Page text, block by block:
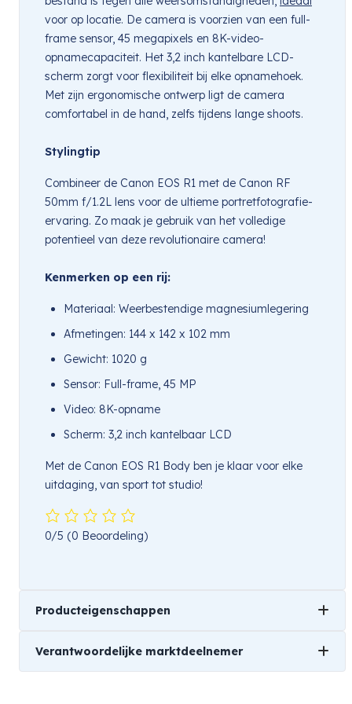
voor op locatie. De camera is voorzien van een full-
frame sensor, 45 megapixels en 8K-video-
opnamecapaciteit. Het 3,2 inch kantelbare LCD-
scherm zorgt voor flexibiliteit bij elke opnamehoek.
Met zijn ergonomische ontwerp ligt de camera
comfortabel in de hand, zelfs tijdens lange shoots.
Stylingtip
Combineer de Canon EOS R1 met de Canon RF
50mm f/1.2L lens voor de ultieme portretfotografie-
ervaring. Zo maak je gebruik van het volledige
potentieel van deze revolutionaire camera!
Kenmerken op een rij:
Materiaal: Weerbestendige magnesiumlegering
Afmetingen: 144 x 142 x 102 mm
Gewicht: 1020 g
Sensor: Full-frame, 45 MP
Video: 8K-opname
Scherm: 3,2 inch kantelbaar LCD
Met de Canon EOS R1 Body ben je klaar voor elke
uitdaging, van sport tot studio!
0/5 (0 Beoordeling)
Producteigenschappen
Merk
Verantwoordelijke marktdeelnemer